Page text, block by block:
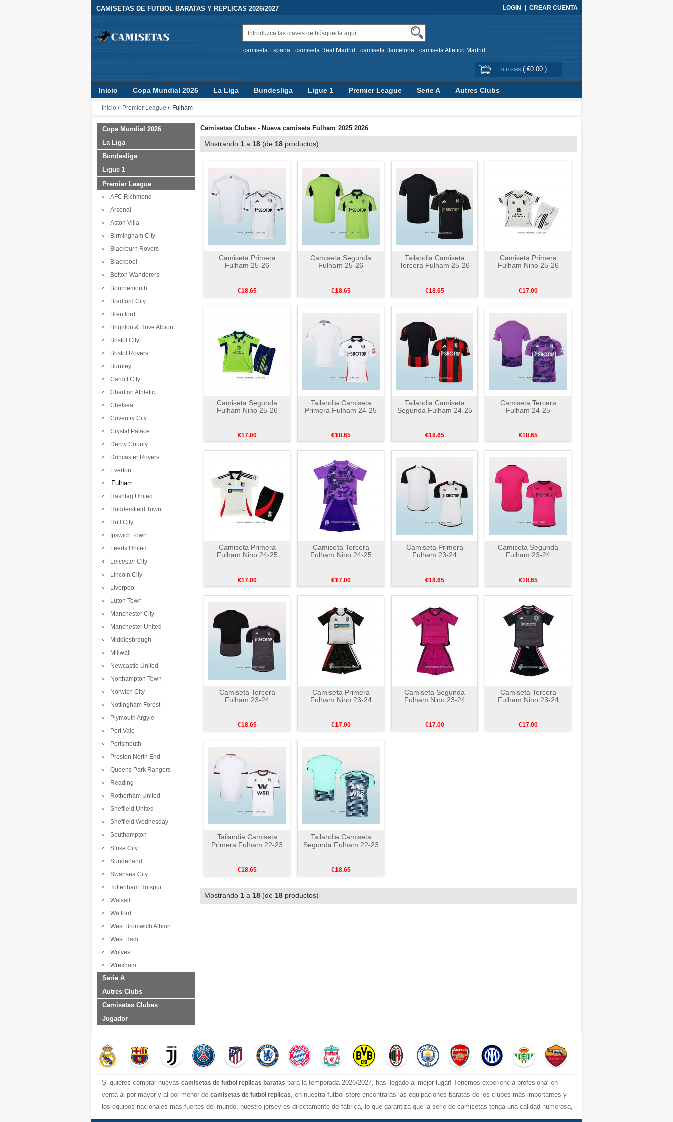
CAMISETAS DE FUTBOL BARATAS Y REPLICAS 2026/2027 LOGIN CREAR CUENTA
camiseta Espana camiseta Real Madrid camiseta Barcelona camiseta Atletico Madrid
0 ITEMS ( €0.00 )
Inicio Copa Mundial 2026 La Liga Bundesliga Ligue 1 Premier League Serie A
Autres Clubs
Camisetas Clubes
Jugador
Inicio / Premier League / Fulham
Copa Mundial 2026
La Liga
Bundesliga
Ligue 1
Premier League
AFC Richmond
Arsenal
Aston Villa
Birmingham City
Blackburn Rovers
Blackpool
Bolton Wanderers
Bournemouth
Bradford City
Brentford
Brighton & Hove Albion
Bristol City
Bristol Rovers
Burnley
Cardiff City
Charlton Athletic
Chelsea
Coventry City
Crystal Palace
Derby County
Doncaster Rovers
Everton
Fulham
Hashtag United
Huddersfield Town
Hull City
Ipswich Town
Leeds United
Leicester City
Lincoln City
Liverpool
Luton Town
Manchester City
Manchester United
Middlesbrough
Millwall
Newcastle United
Northampton Town
Norwich City
Nottingham Forest
Plymouth Argyle
Port Vale
Portsmouth
Preston North End
Queens Park Rangers
Reading
Rotherham United
Sheffield United
Sheffield Wednesday
Southampton
Stoke City
Sunderland
Swansea City
Tottenham Hotspur
Walsall
Watford
West Bromwich Albion
West Ham
Wolves
Wrexham
Serie A
Autres Clubs
Camisetas Clubes
Jugador
Camisetas Clubes - Nueva camiseta Fulham 2025 2026
Mostrando 1 a 18 (de 18 productos)
Camiseta Primera
Fulham 25-26
€18.65
Camiseta Segunda
Fulham 25-26
€18.65
Tailandia Camiseta
Tercera Fulham 25-26
€18.65
Camiseta Primera
Fulham Nino 25-26
€17.00
Camiseta Segunda
Fulham Nino 25-26
€17.00
Tailandia Camiseta
Primera Fulham 24-25
€18.65
Tailandia Camiseta
Segunda Fulham 24-25
€18.65
Camiseta Tercera
Fulham 24-25
€18.65
Camiseta Primera
Fulham Nino 24-25
€17.00
Camiseta Tercera
Fulham Nino 24-25
€17.00
Camiseta Primera
Fulham 23-24
€18.65
Camiseta Segunda
Fulham 23-24
€18.65
Camiseta Tercera
Fulham 23-24
€18.65
Camiseta Primera
Fulham Nino 23-24
€17.00
Camiseta Segunda
Fulham Nino 23-24
€17.00
Camiseta Tercera
Fulham Nino 23-24
€17.00
Tailandia Camiseta
Primera Fulham 22-23
€18.65
Tailandia Camiseta
Segunda Fulham 22-23
€18.65
Mostrando 1 a 18 (de 18 productos)
Si quieres comprar nuevas camisetas de futbol replicas baratas para la temporada 2026/2027, has llegado al mejor lugar! Tenemos experiencia profesional en
venta al por mayor y al por menor de camisetas de futbol replicas, en nuestra futbol store encontrarás las equipaciones baratas de los clubes más importantes y
los equipos nacionales más fuertes del mundo, nuestro jersey es directamente de fábrica, lo que garantiza que la serie de camisetas tenga una calidad numerosa,
completa y excelente con una variedad de estilos confiable, Actualizar rápidamente las camisetas de fútbol de la liga superior, por ejemplo: equipacion Barcelona,